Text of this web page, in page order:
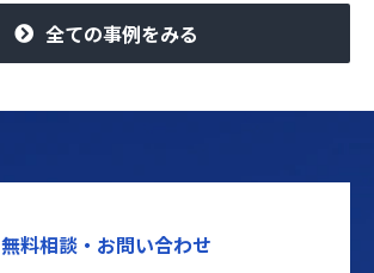
全ての事例をみる
無料相談・お問い合わせ